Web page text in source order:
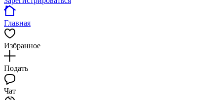
Главная
Избранное
Подать
Чат